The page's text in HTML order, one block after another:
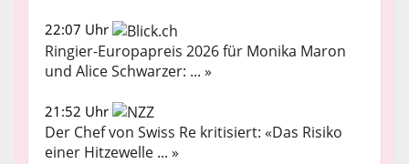
22:07 Uhr
Ringier-Europapreis 2026 für Monika Maron
und Alice Schwarzer: ... »
21:52 Uhr
Der Chef von Swiss Re kritisiert: «Das Risiko
einer Hitzewelle ... »